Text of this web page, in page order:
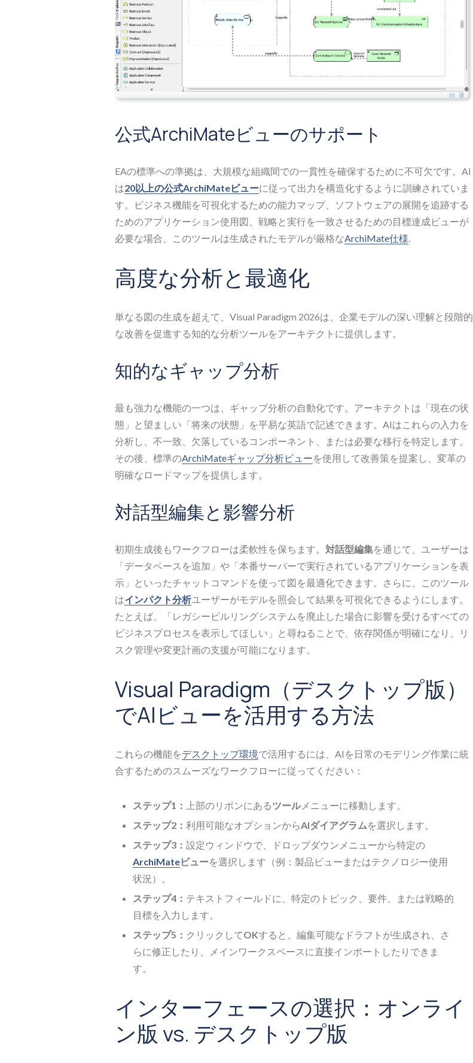
公式ArchiMateビューのサポート
EAの標準への準拠は、大規模な組織間での一貫性を確保するために不可欠です。AI
は20以上の公式ArchiMateビューに従って出力を構造化するように訓練されていま
す。ビジネス機能を可視化するための能力マップ、ソフトウェアの展開を追跡する
ためのアプリケーション使用図、戦略と実行を一致させるための目標達成ビューが
必要な場合、このツールは生成されたモデルが厳格なArchiMate仕様.
高度な分析と最適化
単なる図の生成を超えて、Visual Paradigm 2026は、企業モデルの深い理解と段階的
な改善を促進する知的な分析ツールをアーキテクトに提供します。
知的なギャップ分析
最も強力な機能の一つは、ギャップ分析の自動化です。アーキテクトは「現在の状
態」と望ましい「将来の状態」を平易な英語で記述できます。AIはこれらの入力を
分析し、不一致、欠落しているコンポーネント、または必要な移行を特定します。
その後、標準のArchiMateギャップ分析ビューを使用して改善策を提案し、変革の
明確なロードマップを提供します。
対話型編集と影響分析
初期生成後もワークフローは柔軟性を保ちます。 対話型編集を通じて、ユーザーは
「データベースを追加」や「本番サーバーで実行されているアプリケーションを表
示」といったチャットコマンドを使って図を最適化できます。さらに、このツール
はインパクト分析ユーザーがモデルを照会して結果を可視化できるようにします。
たとえば、「レガシービルリングシステムを廃止した場合に影響を受けるすべての
ビジネスプロセスを表示してほしい」と尋ねることで、依存関係が明確になり、リ
スク管理や変更計画の支援が可能になります。
Visual Paradigm（デスクトップ版）
でAIビューを活用する方法
これらの機能をデスクトップ環境で活用するには、AIを日常のモデリング作業に統
合するためのスムーズなワークフローに従ってください：
ステップ1： 上部のリボンにあるツールメニューに移動します。
ステップ2： 利用可能なオプションからAIダイアグラムを選択します。
ステップ3： 設定ウィンドウで、ドロップダウンメニューから特定の
ArchiMateビューを選択します（例：製品ビューまたはテクノロジー使用
状況）。
ステップ4： テキストフィールドに、特定のトピック、要件、または戦略的
目標を入力します。
ステップ5： クリックしてOKすると、編集可能なドラフトが生成され、さ
らに修正したり、メインワークスペースに直接インポートしたりできま
す。
インターフェースの選択：オンライ
ン版 vs. デスクトップ版